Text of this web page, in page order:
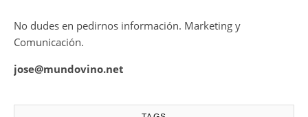
No dudes en pedirnos información. Marketing y
Comunicación.
jose@mundovino.net